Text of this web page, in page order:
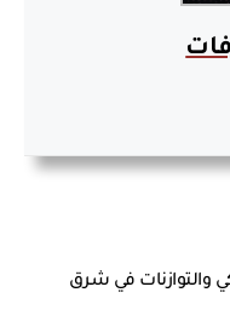
والتوازنات في شرق